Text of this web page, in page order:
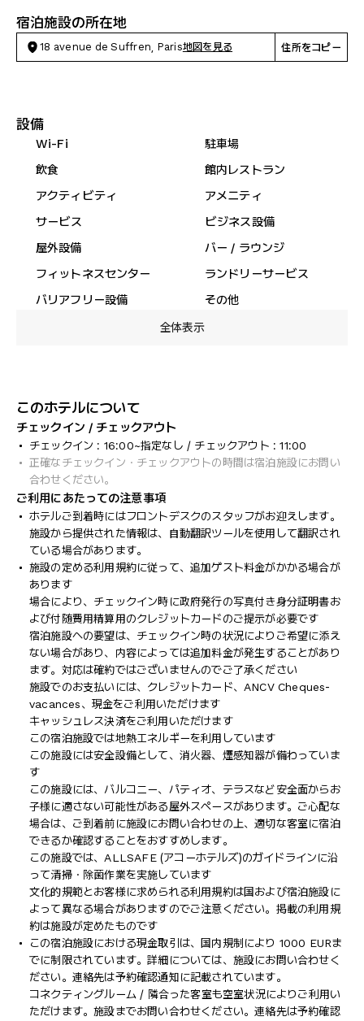
宿泊施設の所在地
18 avenue de Suffren, Paris地図を見る 住所をコピー
設備
Wi-Fi
駐車場
飲食
館内レストラン
アクティビティ
アメニティ
サービス
ビジネス設備
屋外設備
バー / ラウンジ
フィットネスセンター
ランドリーサービス
バリアフリー設備
その他
全体表示
このホテルについて
チェックイン / チェックアウト
チェックイン : 16:00~指定なし / チェックアウト : 11:00
正確なチェックイン・チェックアウトの時間は宿泊施設にお問い
合わせください。
ご利用にあたっての注意事項
ホテルご到着時にはフロントデスクのスタッフがお迎えします。
施設から提供された情報は、自動翻訳ツールを使用して翻訳され
ている場合があります。
施設の定める利用規約に従って、追加ゲスト料金がかかる場合が
あります
場合により、チェックイン時に政府発行の写真付き身分証明書お
よび付随費用精算用のクレジットカードのご提示が必要です
宿泊施設への要望は、チェックイン時の状況によりご希望に添え
ない場合があり、内容によっては追加料金が発生することがあり
ます。対応は確約ではございませんのでご了承ください
施設でのお支払いには、クレジットカード、ANCV Cheques-
vacances、現金をご利用いただけます
キャッシュレス決済をご利用いただけます
この宿泊施設では地熱エネルギーを利用しています
この施設には安全設備として、消火器、煙感知器が備わっていま
す
この施設には、バルコニー、パティオ、テラスなど安全面からお
子様に適さない可能性がある屋外スペースがあります。ご心配な
場合は、ご到着前に施設にお問い合わせの上、適切な客室に宿泊
できるか確認することをおすすめします。
この施設では、ALLSAFE (アコーホテルズ)のガイドラインに沿
って清掃・除菌作業を実施しています
文化的規範とお客様に求められる利用規約は国および宿泊施設に
よって異なる場合がありますのでご注意ください。掲載の利用規
約は施設が定めたものです
この宿泊施設における現金取引は、国内規制により 1000 EURま
でに制限されています。詳細については、施設にお問い合わせく
ださい。連絡先は予約確認通知に記載されています。
コネクティングルーム / 隣合った客室も空室状況によりご利用い
ただけます。施設までお問い合わせください。連絡先は予約確認